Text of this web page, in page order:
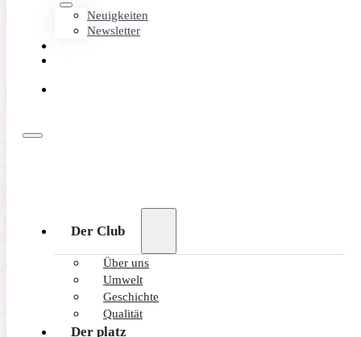
Neuigkeiten
Newsletter
Der Club
Über uns
Umwelt
Geschichte
Qualität
Der platz